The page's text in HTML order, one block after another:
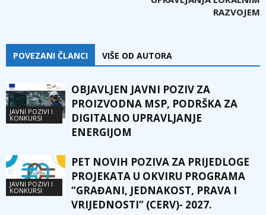
RAZVOJEM
POVEZANI ČLANCI VIŠE OD AUTORA
JAVNI POZIVI I
KONKURSI
OBJAVLJEN JAVNI POZIV ZA
PROIZVODNA MSP, PODRŠKA ZA
DIGITALNO UPRAVLJANJE
ENERGIJOM
JAVNI POZIVI I
KONKURSI
PET NOVIH POZIVA ZA PRIJEDLOGE
PROJEKATA U OKVIRU PROGRAMA
“GRAĐANI, JEDNAKOST, PRAVA I
VRIJEDNOSTI” (CERV)- 2027.